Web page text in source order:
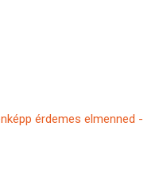
érdemes elmenned -